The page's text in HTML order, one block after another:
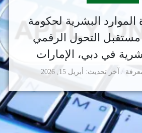
البشرية لحكومة
التحول الرقمي
في دبي، الإمارات
آخر تحديث أبريل 15, 2026